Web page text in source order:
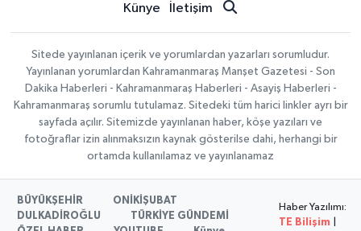
Künye
İletişim
Sitede yayınlanan içerik ve yorumlardan yazarları sorumludur.
Yayınlanan yorumlardan Kahramanmaraş Manşet Gazetesi - Son
Dakika Haberleri - Kahramanmaraş Haberleri - Asayiş Haberleri -
Kahramanmaraş sorumlu tutulamaz. Sitedeki tüm harici linkler ayrı bir
sayfada açılır. Sitemizde yayınlanan haber, köşe yazıları ve
fotoğraflar izin alınmaksızın kaynak gösterilse dahi, herhangi bir
ortamda kullanılamaz ve yayınlanamaz
BÜYÜKŞEHİR
ONİKİŞUBAT
DULKADİROĞLU
TÜRKİYE GÜNDEMİ
Haber Yazılımı:
TE Bilişim